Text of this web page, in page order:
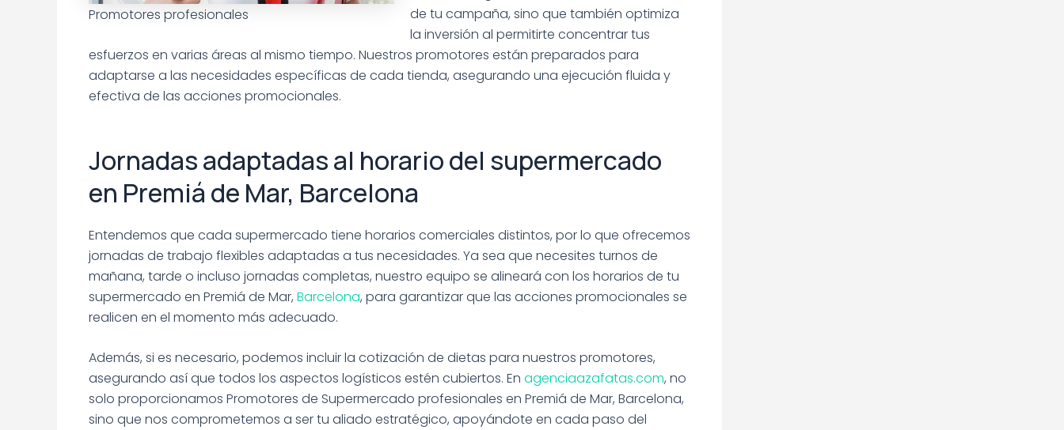
Promotores profesionales
de tu campaña, sino que también optimiza
la inversión al permitirte concentrar tus
esfuerzos en varias áreas al mismo tiempo. Nuestros promotores están preparados para
adaptarse a las necesidades específicas de cada tienda, asegurando una ejecución fluida y
efectiva de las acciones promocionales.
Jornadas adaptadas al horario del supermercado
en Premiá de Mar, Barcelona
Entendemos que cada supermercado tiene horarios comerciales distintos, por lo que ofrecemos
jornadas de trabajo flexibles adaptadas a tus necesidades. Ya sea que necesites turnos de
mañana, tarde o incluso jornadas completas, nuestro equipo se alineará con los horarios de tu
supermercado en Premiá de Mar, Barcelona, para garantizar que las acciones promocionales se
realicen en el momento más adecuado.
Además, si es necesario, podemos incluir la cotización de dietas para nuestros promotores,
asegurando así que todos los aspectos logísticos estén cubiertos. En agenciaazafatas.com, no
solo proporcionamos Promotores de Supermercado profesionales en Premiá de Mar, Barcelona,
sino que nos comprometemos a ser tu aliado estratégico, apoyándote en cada paso del